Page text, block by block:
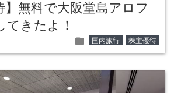
】無料で大阪堂島アロフ
てきたよ！
folder 国内旅行 株主優待